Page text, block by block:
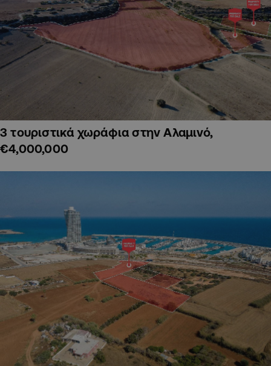
3 τουριστικά χωράφια στην Αλαμινό,
€4,000,000